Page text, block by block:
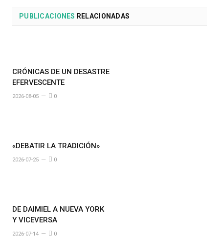
PUBLICACIONES RELACIONADAS
CRÓNICAS DE UN DESASTRE
EFERVESCENTE
2026-08-05 0
«DEBATIR LA TRADICIÓN»
2026-07-25 0
DE DAIMIEL A NUEVA YORK
Y VICEVERSA
2026-07-14 0